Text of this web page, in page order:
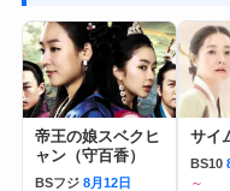
帝王の娘スベクヒ
ャン（守百香）
BSフジ 8月12日
サイ
BS10
～